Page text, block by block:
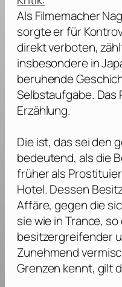
Als Filmemacher
sorgte er für
direkt verboten,
insbesondere in
beruhende
Selbstaufgabe. Das
Erzählung.
Die ist, das sei den
bedeutend, als die
früher als
Hotel. Dessen
Affäre, gegen die
sie wie in Trance,
besitzergreifender
Zunehmend
Grenzen kennt, gilt